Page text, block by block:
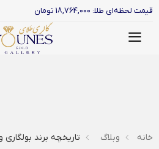
قیمت لحظه‌ای طلا: 18,764,000 تومان
خانه وبلاگ تاریخچه برند